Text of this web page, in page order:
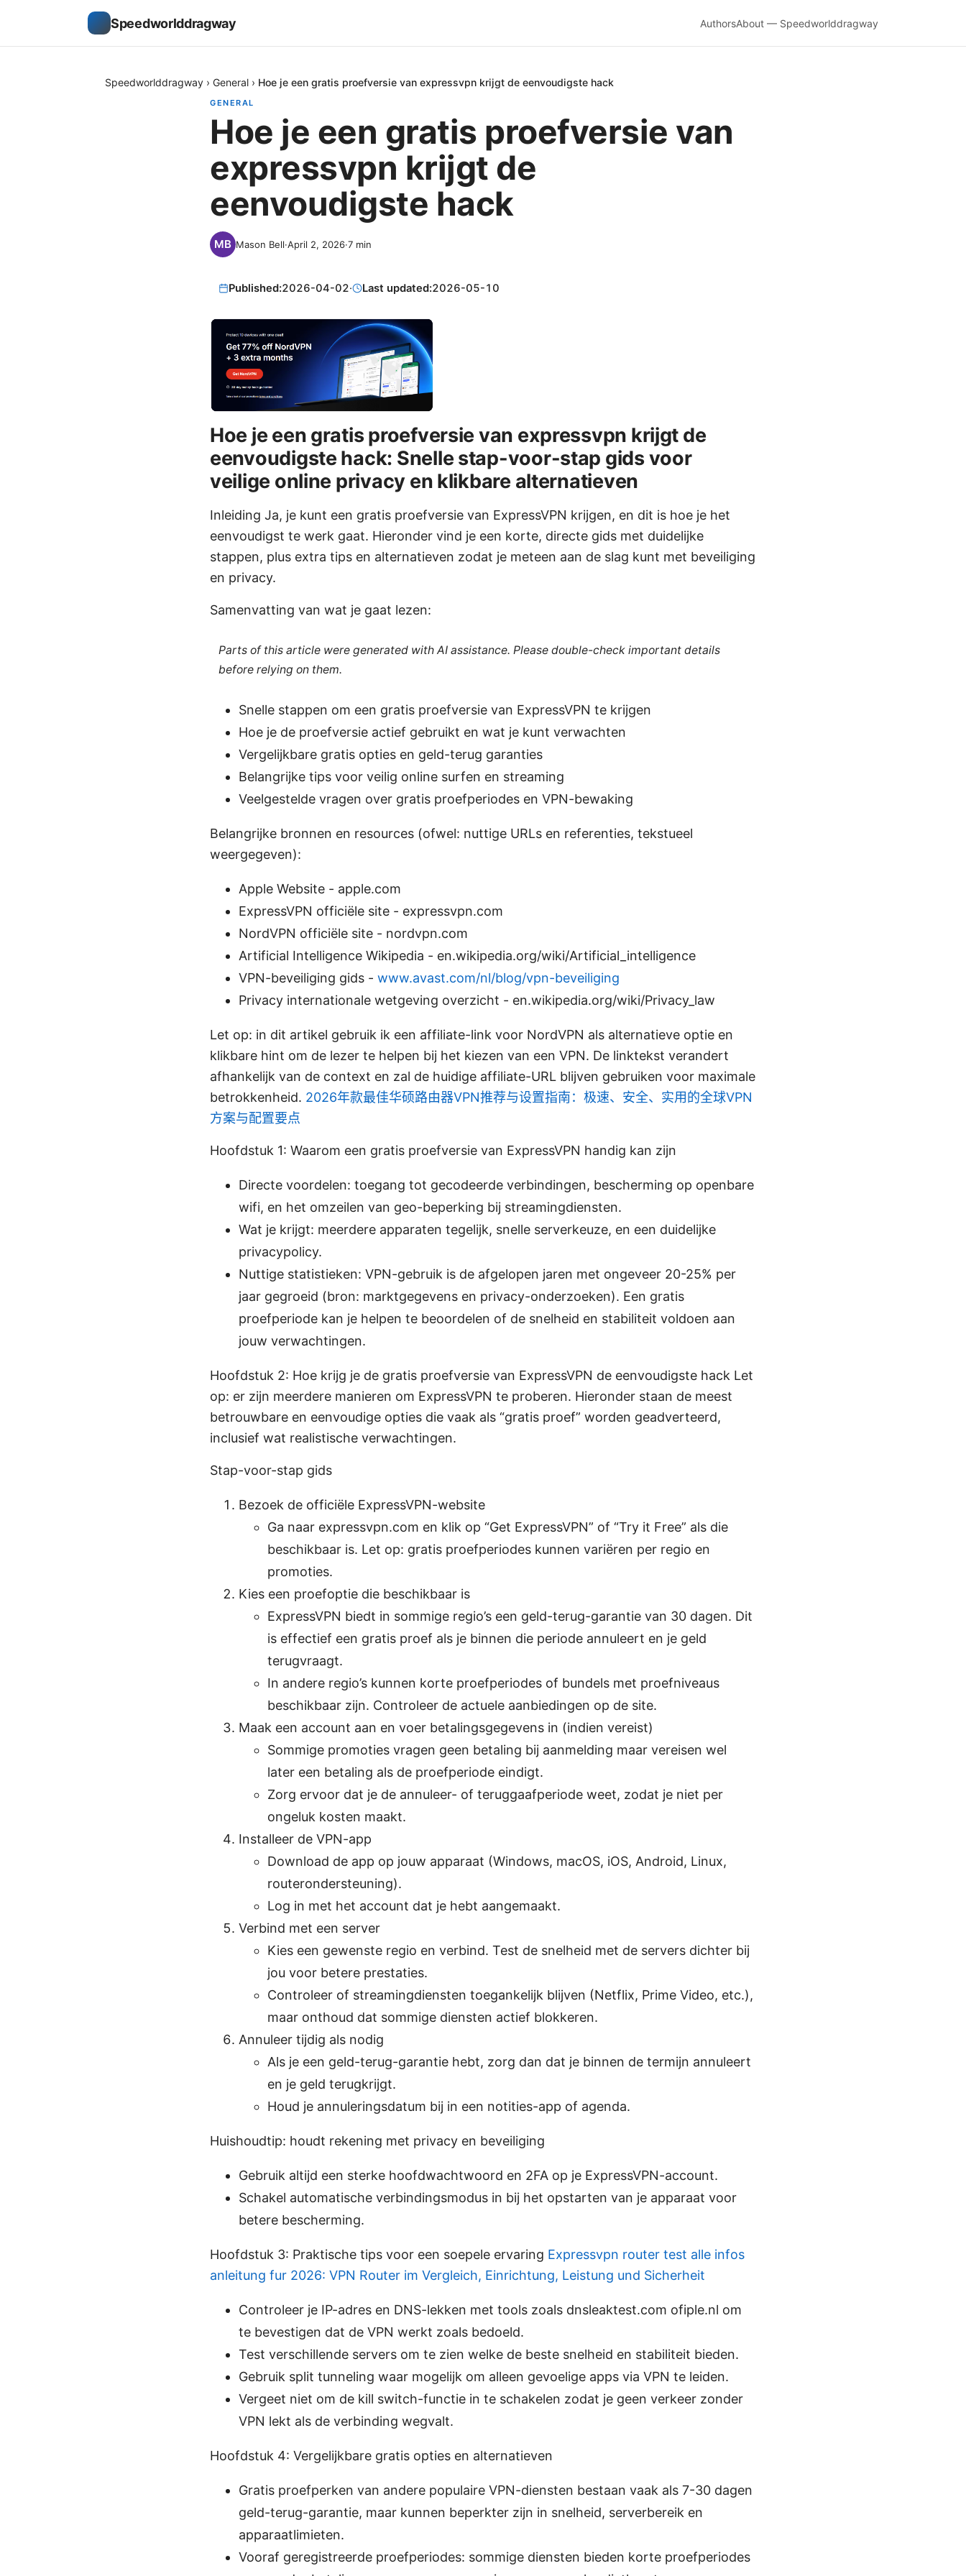
Speedworlddragway AuthorsAbout — Speedworlddragway
Speedworlddragway › General › Hoe je een gratis proefversie van expressvpn krijgt de eenvoudigste hack
GENERAL
Hoe je een gratis proefversie van
expressvpn krijgt de
eenvoudigste hack
Mason Bell·April 2, 2026·7 min
Published:2026-04-02· Last updated:2026-05-10
Hoe je een gratis proefversie van expressvpn krijgt de
eenvoudigste hack: Snelle stap-voor-stap gids voor
veilige online privacy en klikbare alternatieven
Inleiding Ja, je kunt een gratis proefversie van ExpressVPN krijgen, en dit is hoe je het
eenvoudigst te werk gaat. Hieronder vind je een korte, directe gids met duidelijke
stappen, plus extra tips en alternatieven zodat je meteen aan de slag kunt met beveiliging
en privacy.
Samenvatting van wat je gaat lezen:
Parts of this article were generated with AI assistance. Please double-check important details
before relying on them.
Snelle stappen om een gratis proefversie van ExpressVPN te krijgen
Hoe je de proefversie actief gebruikt en wat je kunt verwachten
Vergelijkbare gratis opties en geld-terug garanties
Belangrijke tips voor veilig online surfen en streaming
Veelgestelde vragen over gratis proefperiodes en VPN-bewaking
Belangrijke bronnen en resources (ofwel: nuttige URLs en referenties, tekstueel
weergegeven):
Apple Website - apple.com
ExpressVPN officiële site - expressvpn.com
NordVPN officiële site - nordvpn.com
Artificial Intelligence Wikipedia - en.wikipedia.org/wiki/Artificial_intelligence
VPN-beveiliging gids - www.avast.com/nl/blog/vpn-beveiliging
Privacy internationale wetgeving overzicht - en.wikipedia.org/wiki/Privacy_law
Let op: in dit artikel gebruik ik een affiliate-link voor NordVPN als alternatieve optie en
klikbare hint om de lezer te helpen bij het kiezen van een VPN. De linktekst verandert
afhankelijk van de context en zal de huidige affiliate-URL blijven gebruiken voor maximale
betrokkenheid. 2026年款最佳华硕路由器VPN推荐与设置指南：极速、安全、实用的全球VPN
方案与配置要点
Hoofdstuk 1: Waarom een gratis proefversie van ExpressVPN handig kan zijn
Directe voordelen: toegang tot gecodeerde verbindingen, bescherming op openbare
wifi, en het omzeilen van geo-beperking bij streamingdiensten.
Wat je krijgt: meerdere apparaten tegelijk, snelle serverkeuze, en een duidelijke
privacypolicy.
Nuttige statistieken: VPN-gebruik is de afgelopen jaren met ongeveer 20-25% per
jaar gegroeid (bron: marktgegevens en privacy-onderzoeken). Een gratis
proefperiode kan je helpen te beoordelen of de snelheid en stabiliteit voldoen aan
jouw verwachtingen.
Hoofdstuk 2: Hoe krijg je de gratis proefversie van ExpressVPN de eenvoudigste hack Let
op: er zijn meerdere manieren om ExpressVPN te proberen. Hieronder staan de meest
betrouwbare en eenvoudige opties die vaak als “gratis proef” worden geadverteerd,
inclusief wat realistische verwachtingen.
Stap-voor-stap gids
Bezoek de officiële ExpressVPN-website
Ga naar expressvpn.com en klik op “Get ExpressVPN” of “Try it Free” als die
beschikbaar is. Let op: gratis proefperiodes kunnen variëren per regio en
promoties.
Kies een proefoptie die beschikbaar is
ExpressVPN biedt in sommige regio’s een geld-terug-garantie van 30 dagen. Dit
is effectief een gratis proef als je binnen die periode annuleert en je geld
terugvraagt.
In andere regio’s kunnen korte proefperiodes of bundels met proefniveaus
beschikbaar zijn. Controleer de actuele aanbiedingen op de site.
Maak een account aan en voer betalingsgegevens in (indien vereist)
Sommige promoties vragen geen betaling bij aanmelding maar vereisen wel
later een betaling als de proefperiode eindigt.
Zorg ervoor dat je de annuleer- of teruggaafperiode weet, zodat je niet per
ongeluk kosten maakt.
Installeer de VPN-app
Download de app op jouw apparaat (Windows, macOS, iOS, Android, Linux,
routerondersteuning).
Log in met het account dat je hebt aangemaakt.
Verbind met een server
Kies een gewenste regio en verbind. Test de snelheid met de servers dichter bij
jou voor betere prestaties.
Controleer of streamingdiensten toegankelijk blijven (Netflix, Prime Video, etc.),
maar onthoud dat sommige diensten actief blokkeren.
Annuleer tijdig als nodig
Als je een geld-terug-garantie hebt, zorg dan dat je binnen de termijn annuleert
en je geld terugkrijgt.
Houd je annuleringsdatum bij in een notities-app of agenda.
Huishoudtip: houdt rekening met privacy en beveiliging
Gebruik altijd een sterke hoofdwachtwoord en 2FA op je ExpressVPN-account.
Schakel automatische verbindingsmodus in bij het opstarten van je apparaat voor
betere bescherming.
Hoofdstuk 3: Praktische tips voor een soepele ervaring Expressvpn router test alle infos
anleitung fur 2026: VPN Router im Vergleich, Einrichtung, Leistung und Sicherheit
Controleer je IP-adres en DNS-lekken met tools zoals dnsleaktest.com ofiple.nl om
te bevestigen dat de VPN werkt zoals bedoeld.
Test verschillende servers om te zien welke de beste snelheid en stabiliteit bieden.
Gebruik split tunneling waar mogelijk om alleen gevoelige apps via VPN te leiden.
Vergeet niet om de kill switch-functie in te schakelen zodat je geen verkeer zonder
VPN lekt als de verbinding wegvalt.
Hoofdstuk 4: Vergelijkbare gratis opties en alternatieven
Gratis proefperken van andere populaire VPN-diensten bestaan vaak als 7-30 dagen
geld-terug-garantie, maar kunnen beperkter zijn in snelheid, serverbereik en
apparaatlimieten.
Vooraf geregistreerde proefperiodes: sommige diensten bieden korte proefperiodes